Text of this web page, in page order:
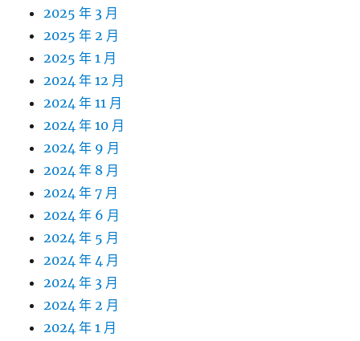
2025 年 3 月
2025 年 2 月
2025 年 1 月
2024 年 12 月
2024 年 11 月
2024 年 10 月
2024 年 9 月
2024 年 8 月
2024 年 7 月
2024 年 6 月
2024 年 5 月
2024 年 4 月
2024 年 3 月
2024 年 2 月
2024 年 1 月